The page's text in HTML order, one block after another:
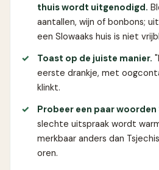
thuis wordt uitgenodigd.
aantallen, wijn of bonbons;
een Slowaaks huis is niet
Toast op de juiste manier.
eerste drankje, met
klinkt.
Probeer een paar woorden
slechte uitspraak wordt
merkbaar anders dan
oren.